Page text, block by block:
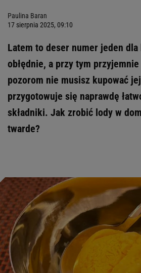
Paulina Baran
17 sierpnia 2025, 09:10
Latem to deser numer jeden
obłędnie, a przy tym
pozorom nie musisz kupować
przygotowuje się naprawdę
składniki. Jak zrobić lody w
twarde?